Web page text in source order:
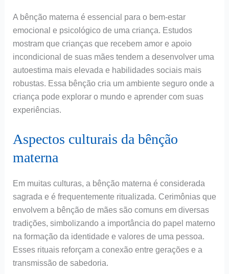
A bênção materna é essencial para o bem-estar
emocional e psicológico de uma criança. Estudos
mostram que crianças que recebem amor e apoio
incondicional de suas mães tendem a desenvolver uma
autoestima mais elevada e habilidades sociais mais
robustas. Essa bênção cria um ambiente seguro onde a
criança pode explorar o mundo e aprender com suas
experiências.
Aspectos culturais da bênção
materna
Em muitas culturas, a bênção materna é considerada
sagrada e é frequentemente ritualizada. Cerimônias que
envolvem a bênção de mães são comuns em diversas
tradições, simbolizando a importância do papel materno
na formação da identidade e valores de uma pessoa.
Esses rituais reforçam a conexão entre gerações e a
transmissão de sabedoria.